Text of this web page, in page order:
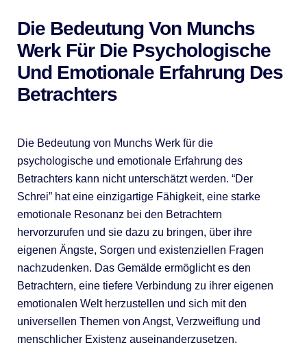
Die Bedeutung Von Munchs
Werk Für Die Psychologische
Und Emotionale Erfahrung Des
Betrachters
Die Bedeutung von Munchs Werk für die
psychologische und emotionale Erfahrung des
Betrachters kann nicht unterschätzt werden. “Der
Schrei” hat eine einzigartige Fähigkeit, eine starke
emotionale Resonanz bei den Betrachtern
hervorzurufen und sie dazu zu bringen, über ihre
eigenen Ängste, Sorgen und existenziellen Fragen
nachzudenken. Das Gemälde ermöglicht es den
Betrachtern, eine tiefere Verbindung zu ihrer eigenen
emotionalen Welt herzustellen und sich mit den
universellen Themen von Angst, Verzweiflung und
menschlicher Existenz auseinanderzusetzen.